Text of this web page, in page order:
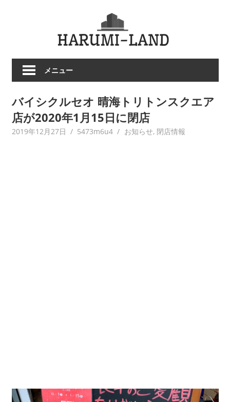
メニュー
バイシクルセオ 晴海トリトンスクエア
店が2020年1月15日に閉店
2019年12月27日 5473m6u4 お知らせ, 閉店情報